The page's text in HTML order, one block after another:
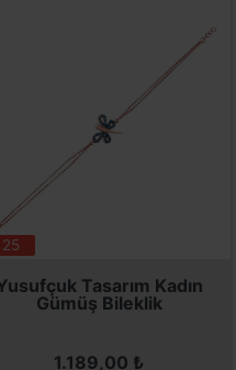
Tasarım Kadın
Gümüş Bileklik
SEPETE EKLE
1.189,00 ₺
SEPETE EKLE